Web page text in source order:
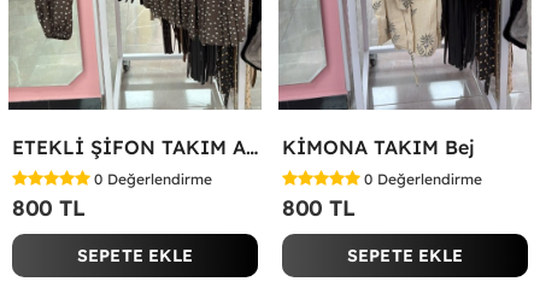
ETEKLİ ŞİFON TAKIM Acı Kahve
0 Değerlendirme
800 TL
SEPETE EKLE
KİMONA TAKIM Bej
0 Değerlendirme
800 TL
SEPETE EKLE